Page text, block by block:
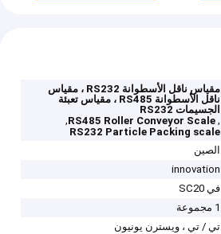
مقياس ناقل الأسطوانة RS232 ، مقياس
ناقل الأسطوانة RS485 ، مقياس تعبئة
الجسيمات RS232
,
RS485 Roller Conveyor Scale
,
RS232 Particle Packing scale
الصين
innovation
في SC20
1 مجموعة
تي / تي ، ويسترن يونيون